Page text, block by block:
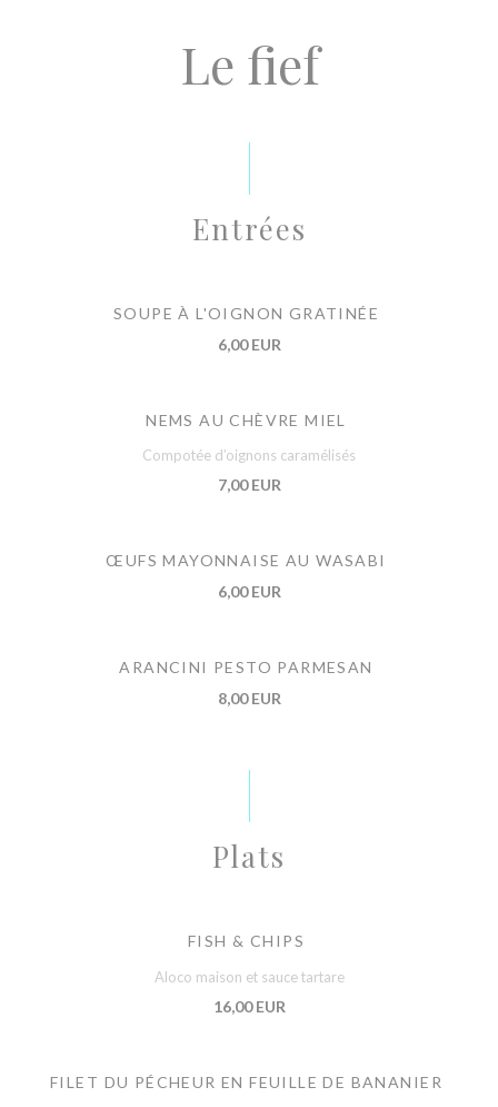
Le fief
Entrées
SOUPE À L'OIGNON GRATINÉE
6,00 EUR
NEMS AU CHÈVRE MIEL
Compotée d’oignons caramélisés
7,00 EUR
ŒUFS MAYONNAISE AU WASABI
6,00 EUR
ARANCINI PESTO PARMESAN
8,00 EUR
Plats
FISH & CHIPS
Aloco maison et sauce tartare
16,00 EUR
FILET DU PÉCHEUR EN FEUILLE DE BANANIER